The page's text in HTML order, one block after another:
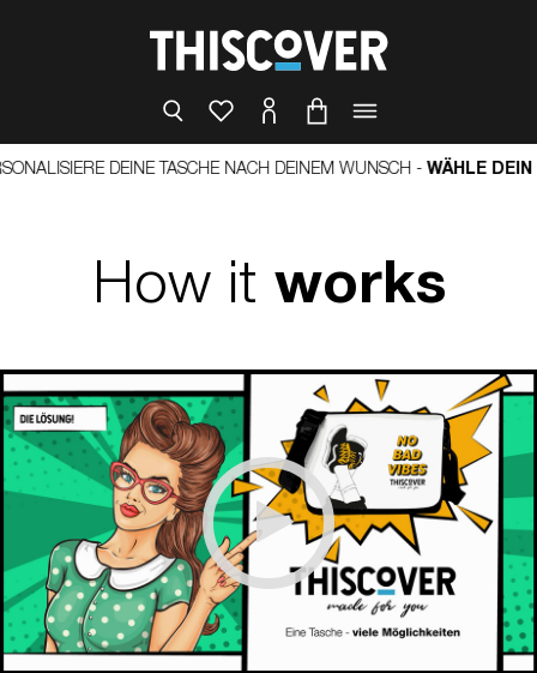
DEINE TASCHE NACH DEINEM WUNSCH -WÄHLE DEIN
How it works